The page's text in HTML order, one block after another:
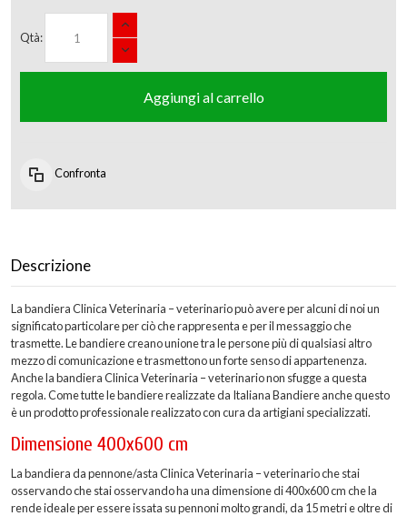
Qtà:
Aggiungi al carrello
Confronta
Descrizione
La bandiera Clinica Veterinaria – veterinario può avere per alcuni di noi un
significato particolare per ciò che rappresenta e per il messaggio che
trasmette. Le bandiere creano unione tra le persone più di qualsiasi altro
mezzo di comunicazione e trasmettono un forte senso di appartenenza.
Anche la bandiera Clinica Veterinaria – veterinario non sfugge a questa
regola. Come tutte le bandiere realizzate da Italiana Bandiere anche questo
è un prodotto professionale realizzato con cura da artigiani specializzati.
Dimensione 400x600 cm
La bandiera da pennone/asta Clinica Veterinaria – veterinario che stai
osservando che stai osservando ha una dimensione di 400x600 cm che la
rende ideale per essere issata su pennoni molto grandi, da 15 metri e oltre di